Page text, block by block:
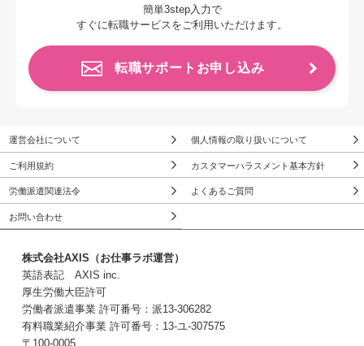
簡単3step入力で
すぐに転職サービスをご利用いただけます。
転職サポートお申し込み
運営会社について 個人情報の取り扱いについて
ご利用規約 カスタマーハラスメント基本方針
労働派遣関連法令 よくあるご質問
お問い合わせ
株式会社AXIS（お仕事ラボ運営）
英語表記 AXIS inc.
厚生労働大臣許可
労働者派遣事業 許可番号：派13-306282
有料職業紹介事業 許可番号：13-ユ-307575
〒100-0005